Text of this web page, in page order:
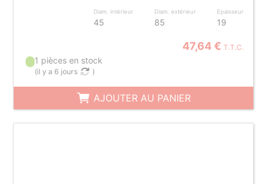
Diam. intérieur
45
Diam. extérieur
85
Epaisseur
19
47,64 € T.T.C.
1 pièces en stock
(il y a 6 jours )
AJOUTER AU PANIER